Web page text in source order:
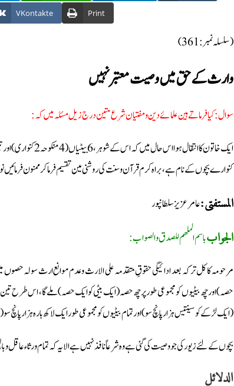
VKontakte Print
(سلسلہ نمبر: 361)
وارث کے حق میں وصیت معتبر نہیں
سوال: کیا فرماتے ہین علمائے دین ومفتیان شرع متین درج زیل مسئلہ میں کہ:
کنوارے بچوں کے نام ہے، براہ کرم قرآن وسنت کی روشنی مین تقسیم فرما کر ممنون
المستفتی:عامر عزیز سلطانپور
الجوابباسم الملھم للصدق والصواب:
مرحومہ کا کل ترکہ بعد ادائیگی حقوقِ متقدمہ علی الارث وعدم موانع ارث سولہ حصوں
حصہ) اور چھ بیٹیوں کو مجموعی طور پر چھ حصہ (ایک بیٹی کو ایک حصہ) ملے گا، اس طرح تین
(ایک لڑکے کو سینتیس ہزار پانچ سو) اور تمام بیٹیوں کو مجموعی طور ایک لاکھ بارہ ہزار
بچوں کے لئے زیور کی جو وصیت کی گئی ہے وہ شرعاً نافذ نہیں ہے الا یہ کہ تمام ورثاء
الدلائل